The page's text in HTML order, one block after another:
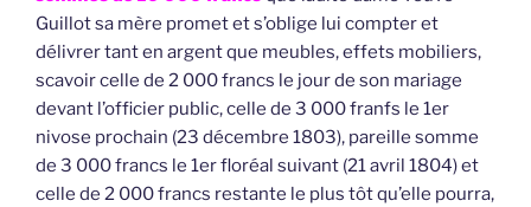
Guillot sa mère promet et s’oblige lui compter et
délivrer tant en argent que meubles, effets mobiliers,
scavoir celle de 2 000 francs le jour de son mariage
devant l’officier public, celle de 3 000 franfs le 1er
nivose prochain (23 décembre 1803), pareille somme
de 3 000 francs le 1er floréal suivant (21 avril 1804) et
celle de 2 000 francs restante le plus tôt qu’elle pourra,